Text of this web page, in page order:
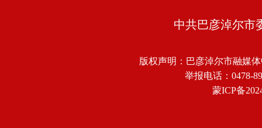
中共巴彦淖尔市
版权声明：巴彦淖尔市融媒
举报电话：0478-
蒙ICP备